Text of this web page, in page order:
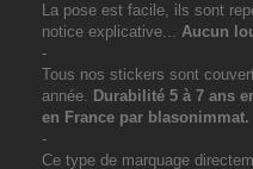
La pose est facile, ils sont
notice explicative... Aucun
-
Tous nos stickers sont
année. Durabilité 5 à 7 ans
en France par blasonimmat.
-
Ce type de marquage